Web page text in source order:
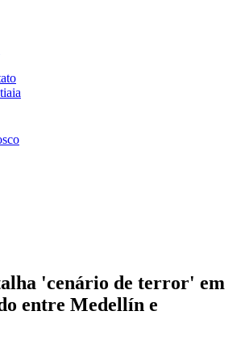
'cenário de terror' em
entre Medellín e